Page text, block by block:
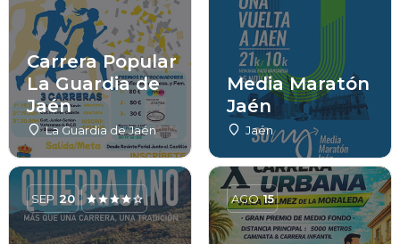
Carrera Popular
La Guardia de
Jaén
La Guardia de Jaén
Media Maratón
Jaén
Jaén
SEP 20 AGO 15